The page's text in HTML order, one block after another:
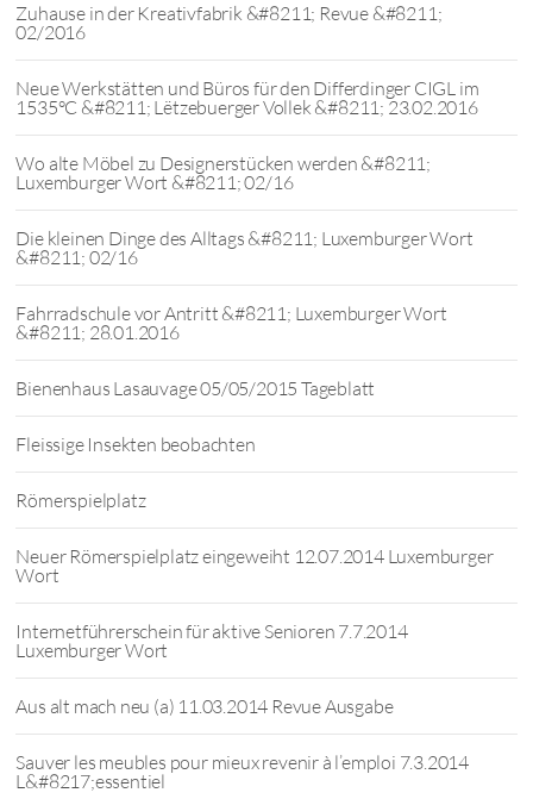
Zuhause in der Kreativfabrik &#8211; Revue &#8211;
02/2016
Neue Werkstätten und Büros für den Differdinger CIGL im
1535°C &#8211; Lëtzebuerger Vollek &#8211; 23.02.2016
Wo alte Möbel zu Designerstücken werden &#8211;
Luxemburger Wort &#8211; 02/16
Die kleinen Dinge des Alltags &#8211; Luxemburger Wort
&#8211; 02/16
Fahrradschule vor Antritt &#8211; Luxemburger Wort
&#8211; 28.01.2016
Bienenhaus Lasauvage 05/05/2015 Tageblatt
Fleissige Insekten beobachten
Römerspielplatz
Neuer Römerspielplatz eingeweiht 12.07.2014 Luxemburger
Wort
Internetführerschein für aktive Senioren 7.7.2014
Luxemburger Wort
Aus alt mach neu (a) 11.03.2014 Revue Ausgabe
Sauver les meubles pour mieux revenir à l’emploi 7.3.2014
L&#8217;essentiel